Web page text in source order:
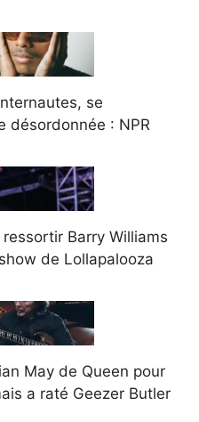
se
désordonnée : NPR
Barry Williams
de Lollapalooza
May de Queen pour
a raté Geezer Butler